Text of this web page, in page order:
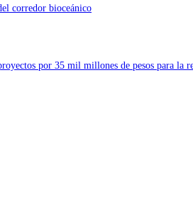
corredor bioceánico
por 35 mil millones de pesos para la